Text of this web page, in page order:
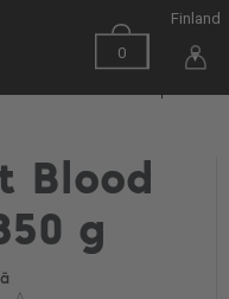
0
Finland
▼
Blood
g